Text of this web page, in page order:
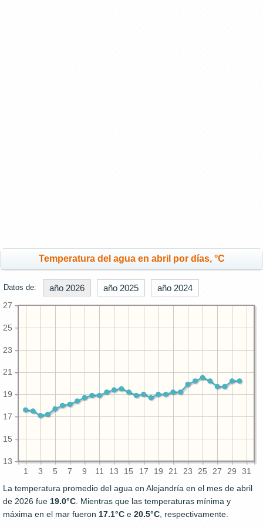
Temperatura del agua en abril por días, °C
Datos de: año 2026 año 2025 año 2024
1 3 5 7 9 11 13 15 17 19 21 23 25 27 29 31
13
15
17
19
21
23
25
27
La temperatura promedio del agua en Alejandría en el mes de abril
de 2026 fue 19.0°C. Mientras que las temperaturas mínima y
máxima en el mar fueron 17.1°C e 20.5°C, respectivamente.